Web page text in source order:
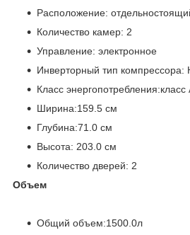
Расположение:
Количество камер: 2
Управление: электронное
Инверторный тип компрессора:
Класс энергопотребления:класс
Ширина:159.5 см
Глубина:71.0 см
Высота: 203.0 см
Количество дверей: 2
Объем
Общий объем:1500.0л